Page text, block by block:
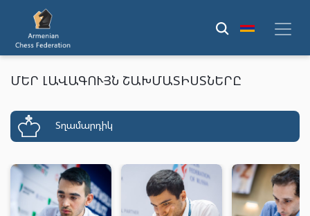
ՄԵՐ ԼԱՎԱԳՈՒՅՆ ՇԱԽՄԱՏԻՍՏՆԵՐԸ
Տղամարդիկ